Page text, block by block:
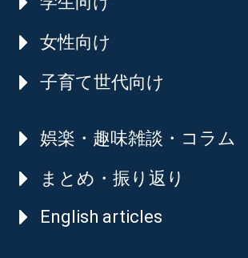
女性向け
子育て世代向け
娯楽・趣味雑談・コラム
まとめ・振り返り
English articles